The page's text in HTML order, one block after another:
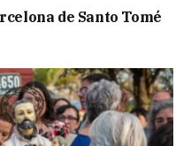
de Santo Tomé